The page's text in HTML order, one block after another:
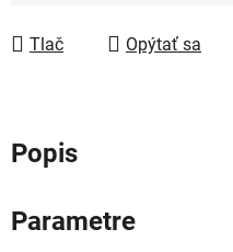
Tlač Opýtať sa
Popis
Parametre